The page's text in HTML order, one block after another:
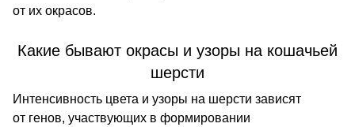
от их окрасов.
Какие бывают окрасы и узоры на кошачьей
шерсти
Интенсивность цвета и узоры на шерсти зависят
от генов, участвующих в формировании